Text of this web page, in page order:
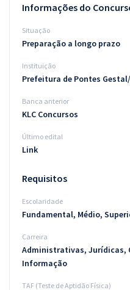
Conteúdo gratuito
Blog
Informações do
Situação
Preparação a longo prazo
Instituição
Prefeitura de Pontes
Banca anterior
KLC Concursos
Último edital
Link
Requisitos
Escolaridade
Fundamental, Médio,
Carreira
Administrativas, Jurídicas,
Informação
TAF (Teste de Aptidão Física)